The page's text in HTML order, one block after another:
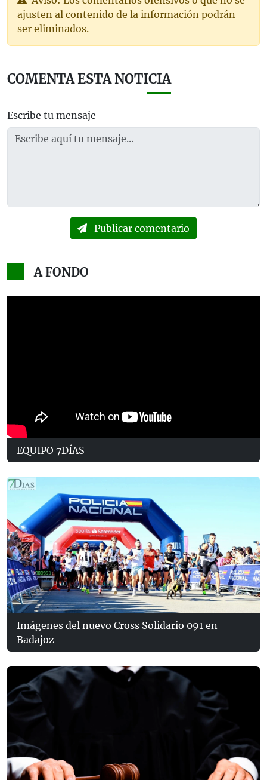
ajusten al contenido de la información podrán
ser eliminados.
COMENTA ESTA NOTICIA
Escribe tu mensaje
Publicar comentario
A FONDO
EQUIPO 7DÍAS
Imágenes del nuevo Cross Solidario 091 en
Badajoz